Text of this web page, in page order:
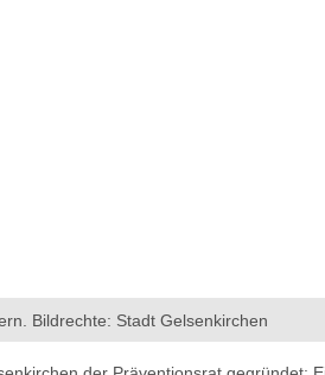
Bildrechte: Stadt Gelsenkirchen